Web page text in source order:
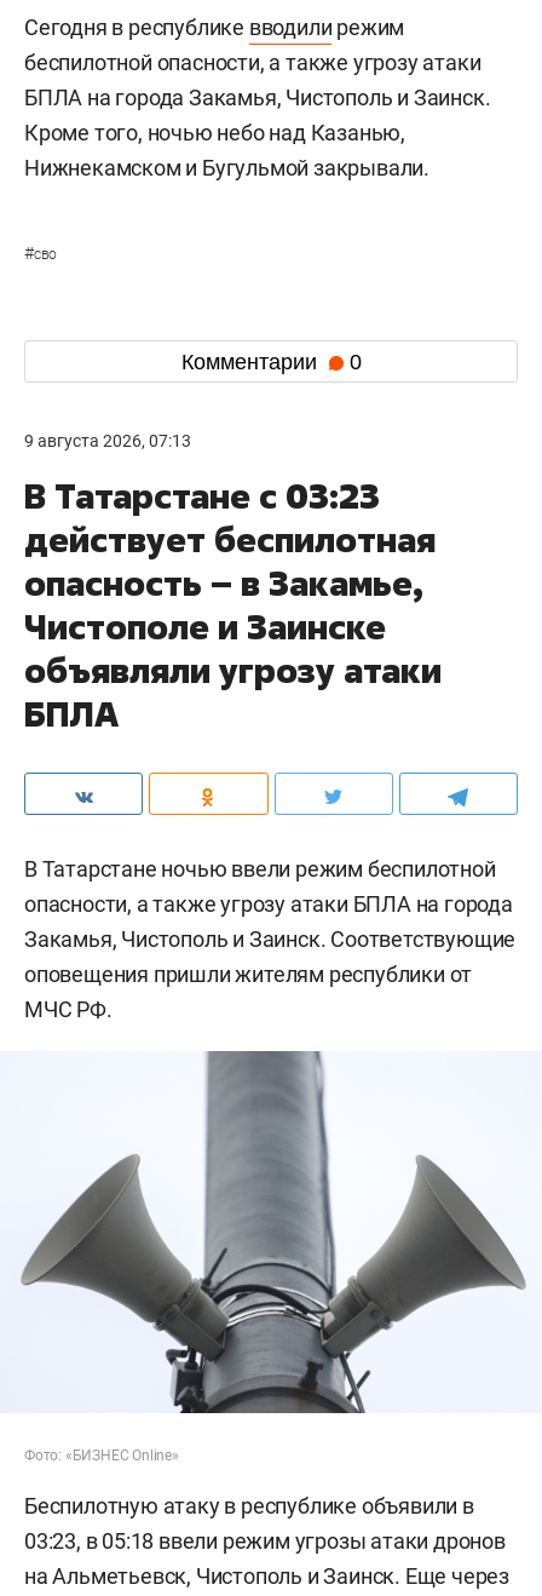
Сегодня в республике вводили режим
беспилотной опасности, а также угрозу атаки
БПЛА на города Закамья, Чистополь и Заинск.
Кроме того, ночью небо над Казанью,
Нижнекамском и Бугульмой закрывали.
#сво
Комментарии 0
9 августа 2026, 07:13
В Татарстане с 03:23
действует беспилотная
опасность – в Закамье,
Чистополе и Заинске
объявляли угрозу атаки
БПЛА
В Татарстане ночью ввели режим беспилотной
опасности, а также угрозу атаки БПЛА на города
Закамья, Чистополь и Заинск. Соответствующие
оповещения пришли жителям республики от
МЧС РФ.
Фото: «БИЗНЕС Online»
Беспилотную атаку в республике объявили в
03:23, в 05:18 ввели режим угрозы атаки дронов
на Альметьевск, Чистополь и Заинск. Еще через